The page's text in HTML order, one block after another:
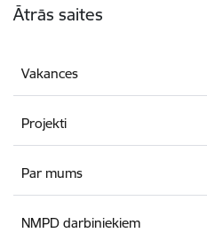
Ātrās saites
Vakances
Projekti
Par mums
NMPD darbiniekiem